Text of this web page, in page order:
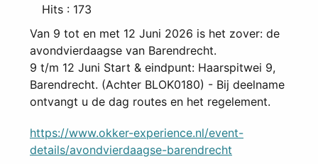
Hits : 173
Van 9 tot en met 12 Juni 2026 is het zover: de
avondvierdaagse van Barendrecht.
9 t/m 12 Juni Start & eindpunt: Haarspitwei 9,
Barendrecht. (Achter BLOK0180) - Bij deelname
ontvangt u de dag routes en het regelement.
https://www.okker-experience.nl/event-
details/avondvierdaagse-barendrecht